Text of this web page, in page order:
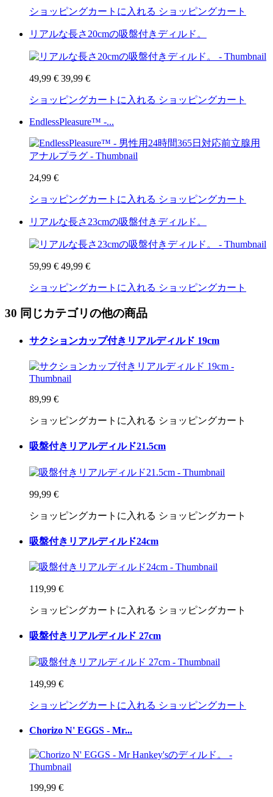
ショッピングカートに入れる ショッピングカート
リアルな長さ20cmの吸盤付きディルド。
49,99 € 39,99 €
ショッピングカートに入れる ショッピングカート
EndlessPleasure™ -...
24,99 €
ショッピングカートに入れる ショッピングカート
リアルな長さ23cmの吸盤付きディルド。
59,99 € 49,99 €
ショッピングカートに入れる ショッピングカート
30 同じカテゴリの他の商品
サクションカップ付きリアルディルド 19cm
89,99 €
ショッピングカートに入れる ショッピングカート
吸盤付きリアルディルド21.5cm
99,99 €
ショッピングカートに入れる ショッピングカート
吸盤付きリアルディルド24cm
119,99 €
ショッピングカートに入れる ショッピングカート
吸盤付きリアルディルド 27cm
149,99 €
ショッピングカートに入れる ショッピングカート
Chorizo N' EGGS - Mr...
199,99 €